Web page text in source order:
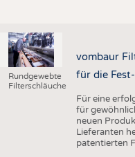
Rundgewebte
Filterschläuche
vombaur
für die
Für eine
für
neuen
Lieferanten
patentierten